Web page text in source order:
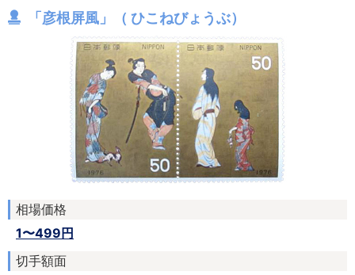
「彦根屏風」（ ひこねびょうぶ）
相場価格
1〜499円
切手額面